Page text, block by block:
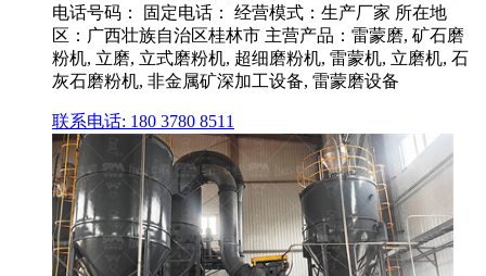
电话号码： 固定电话： 经营模式：生产厂家 所在地
区：广西壮族自治区桂林市 主营产品：雷蒙磨, 矿石磨
粉机, 立磨, 立式磨粉机, 超细磨粉机, 雷蒙机, 立磨机, 石
灰石磨粉机, 非金属矿深加工设备, 雷蒙磨设备
联系电话: 180 3780 8511